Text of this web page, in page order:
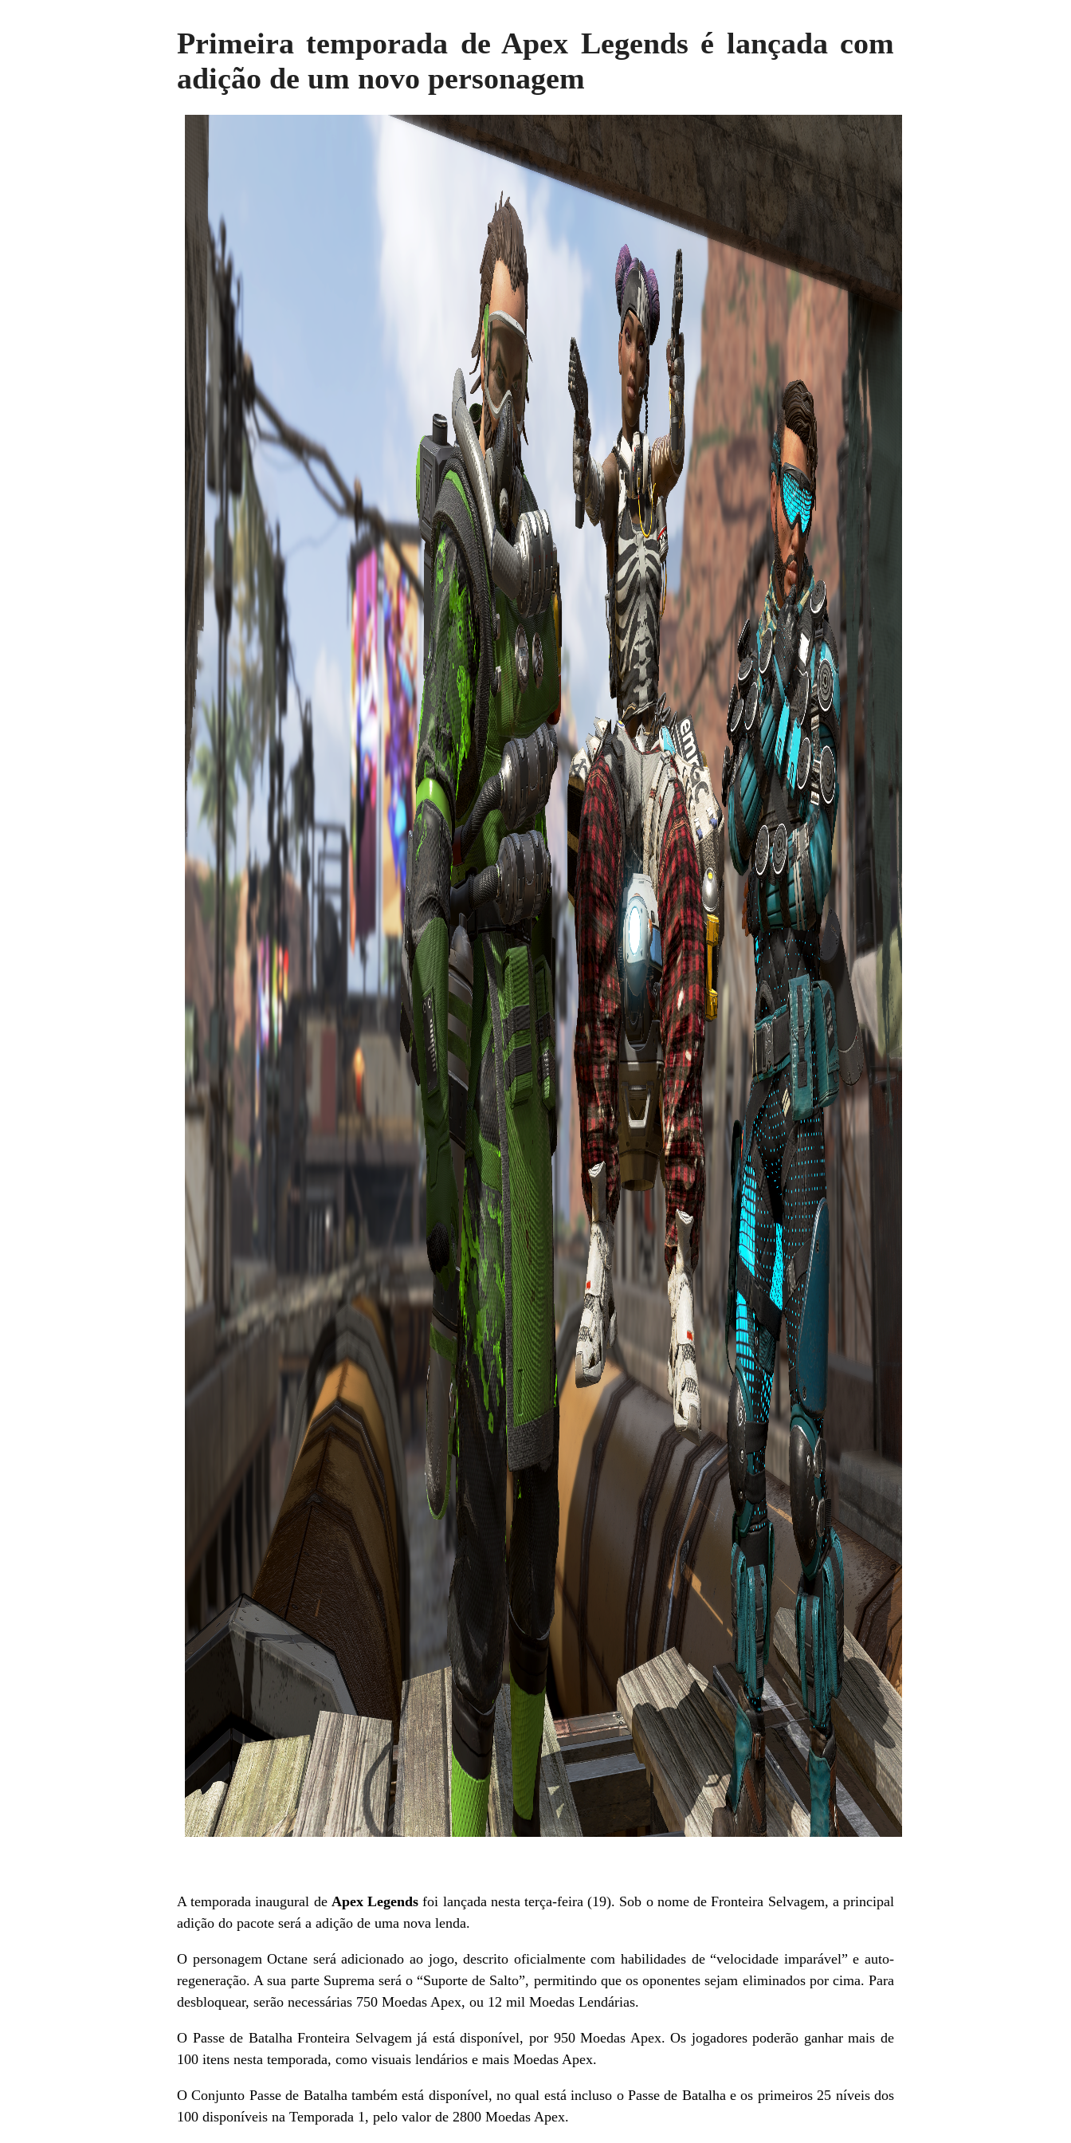
Primeira temporada de Apex Legends é lançada com
adição de um novo personagem
A temporada inaugural de Apex Legends foi lançada nesta terça-feira (19). Sob o nome de Fronteira Selvagem, a principal
adição do pacote será a adição de uma nova lenda.
O personagem Octane será adicionado ao jogo, descrito oficialmente com habilidades de “velocidade imparável” e auto-
regeneração. A sua parte Suprema será o “Suporte de Salto”, permitindo que os oponentes sejam eliminados por cima. Para
desbloquear, serão necessárias 750 Moedas Apex, ou 12 mil Moedas Lendárias.
O Passe de Batalha Fronteira Selvagem já está disponível, por 950 Moedas Apex. Os jogadores poderão ganhar mais de
100 itens nesta temporada, como visuais lendários e mais Moedas Apex.
O Conjunto Passe de Batalha também está disponível, no qual está incluso o Passe de Batalha e os primeiros 25 níveis dos
100 disponíveis na Temporada 1, pelo valor de 2800 Moedas Apex.